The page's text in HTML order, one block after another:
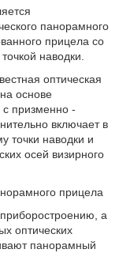
панорамного
прицела со
наводки.
оптическая
основе
с призменно -
включает в
точки наводки и
осей визирного
прицела
а
оптических
панорамный